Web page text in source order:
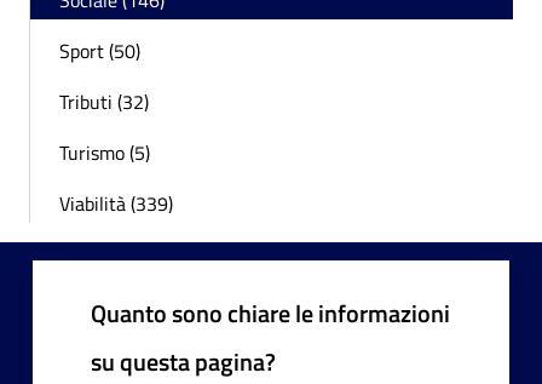
Sport (50)
Tributi (32)
Turismo (5)
Viabilità (339)
Quanto sono chiare le informazioni
su questa pagina?